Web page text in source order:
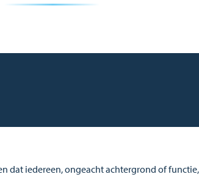
dat iedereen, ongeacht achtergrond of